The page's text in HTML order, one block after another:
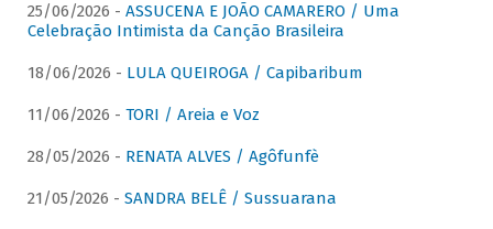
25/06/2026 - ASSUCENA E JOÃO CAMARERO / Uma
Celebração Intimista da Canção Brasileira
18/06/2026 - LULA QUEIROGA / Capibaribum
11/06/2026 - TORI / Areia e Voz
28/05/2026 - RENATA ALVES / Agôfunfè
21/05/2026 - SANDRA BELÊ / Sussuarana